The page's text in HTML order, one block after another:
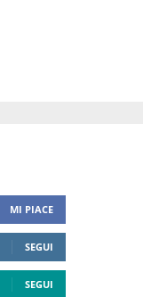
MI PIACE
SEGUI
SEGUI